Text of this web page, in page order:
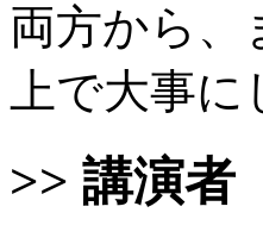
両方から
上で大事
>> 講演者